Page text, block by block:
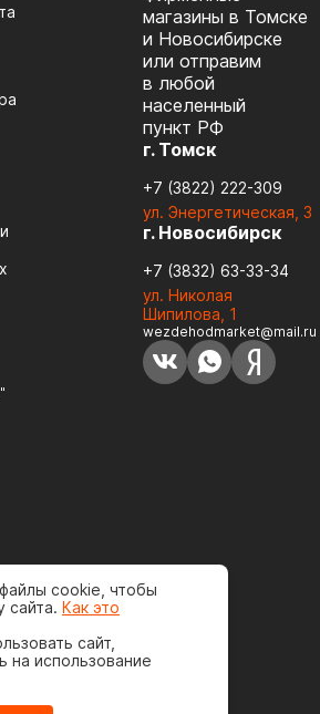
магазины в Томске
и Новосибирске
или отправим
в любой
населенный
пункт РФ
г. Томск
+7 (3822) 222-309
ул. Энергетическая, 3
г. Новосибирск
+7 (3832) 63-33-34
ул. Николая
Шипилова, 1
wezdehodmarket@mail.ru
cookie, чтобы
сайта. Как это
сайт,
на использование